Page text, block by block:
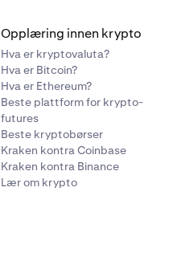
Opplæring innen krypto
Hva er kryptovaluta?
Hva er Bitcoin?
Hva er Ethereum?
Beste plattform for krypto-
futures
Beste kryptobørser
Kraken kontra Coinbase
Kraken kontra Binance
Lær om krypto